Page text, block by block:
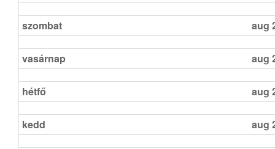
szombat aug
vasárnap aug
hétfő aug
kedd aug